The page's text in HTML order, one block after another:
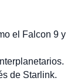
el Falcon 9 y
de Starlink.